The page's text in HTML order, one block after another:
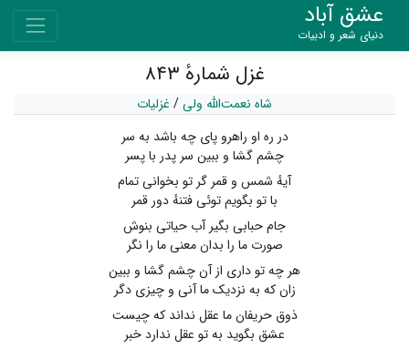
عشق آباد
دنیای شعر و ادبیات
غزل شمارهٔ ۸۴۳
شاه نعمت‌الله ولی/ غزلیات
در ره او راهرو پای چه باشد به سر
چشم گشا و ببین سر پدر با پسر
آیهٔ شمس و قمر گر تو بخوانی تمام
با تو بگویم توئی فتنهٔ دور قمر
جام حبابی بگیر آب حیاتی بنوش
صورت ما را بدان معنی ما را نگر
هر چه تو داری از آن چشم گشا و ببین
زان که به نزدیک ما آنی و چیزی دگر
ذوق حریفان ما عقل نداند که چیست
عشق بگوید به تو عقل ندارد خبر